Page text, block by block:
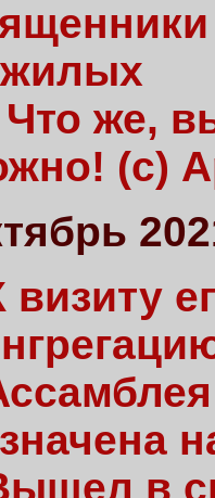
Что же,
(с)
визиту
в